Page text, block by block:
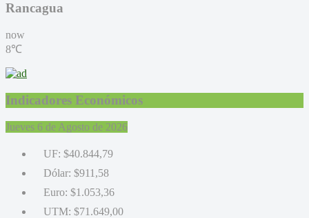
Rancagua
now
8℃
Indicadores Económicos
Jueves 6 de Agosto de 2026
UF: $40.844,79
Dólar: $911,58
Euro: $1.053,36
UTM: $71.649,00